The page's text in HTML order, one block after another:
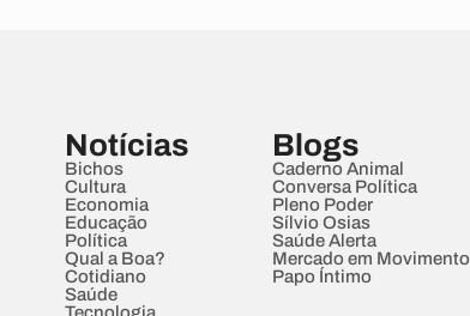
Notícias
Bichos
Cultura
Economia
Educação
Política
Qual a Boa?
Cotidiano
Saúde
Blogs
Caderno Animal
Conversa Política
Pleno Poder
Sílvio Osias
Saúde Alerta
Mercado em Movimento
Papo Íntimo